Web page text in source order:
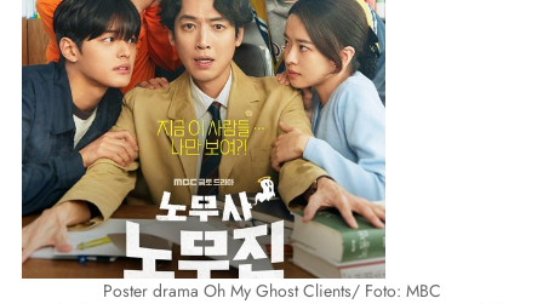
Poster drama Oh My Ghost Clients/ Foto: MBC